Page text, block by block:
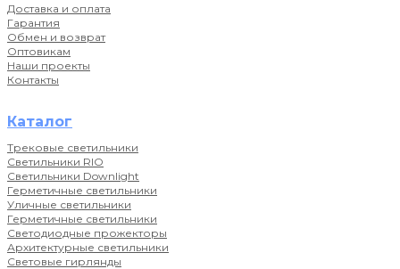
Доставка и оплата
Гарантия
Обмен и возврат
Оптовикам
Наши проекты
Контакты
Каталог
Трековые светильники
Светильники RIO
Светильники Downlight
Герметичные светильники
Уличные светильники
Герметичные светильники
Светодиодные прожекторы
Архитектурные светильники
Световые гирлянды